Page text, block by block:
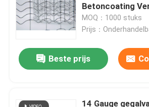
Betoncoating
MOQ：1000 stuks
Prijs：
Beste prijs
14 Gauge